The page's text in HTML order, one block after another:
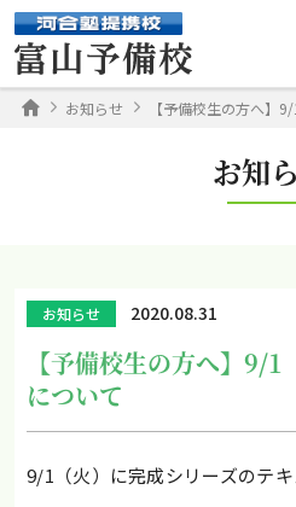
お知らせ 【予備校生の方へ】
お知
お知らせ 2020.08.31
【予備校生の方へ】9/
について
9/1（火）に完成シリーズのテキ